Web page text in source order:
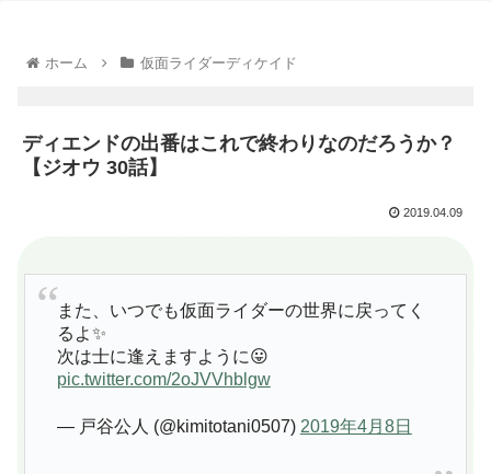
ホーム 仮面ライダーディケイド
ディエンドの出番はこれで終わりなのだろうか？
【ジオウ 30話】
2019.04.09
また、いつでも仮面ライダーの世界に戻ってく
るよ✨
次は士に逢えますように😛
pic.twitter.com/2oJVVhblgw
— 戸谷公人 (@kimitotani0507) 2019年4月8日